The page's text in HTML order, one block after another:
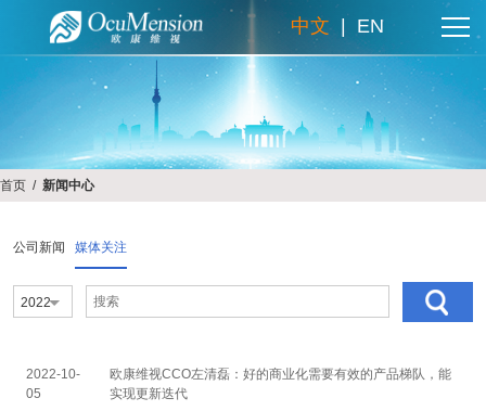
中文| EN
首页 / 新闻中心
公司新闻 媒体关注
2022
2022-10-
05
欧康维视CCO左清磊：好的商业化需要有效的产品梯队，能
实现更新迭代